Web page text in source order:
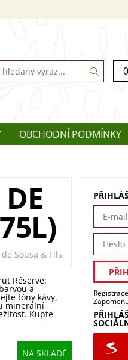
OBCHODNÍ PODMÍNKY
de Sousa & Fils
Réserve:
a
tóny kávy,
minerální
Kupte
NA SKLADĚ
Registrace